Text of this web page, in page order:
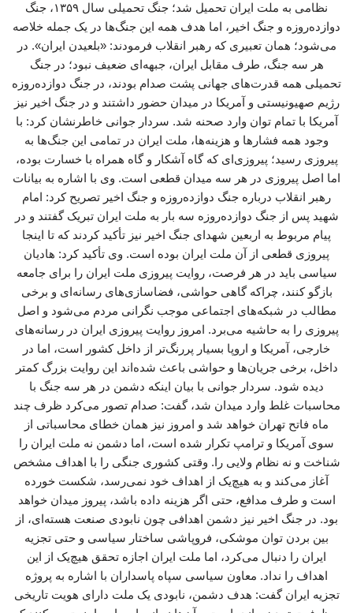
نظامی به ملت ایران تحمیل شد؛ جنگ تحمیلی سال ۱۳۵۹، جنگ
دوازده‌روزه و جنگ اخیر، اما هدف همه این جنگ‌ها در یک جمله خلاصه
می‌شود؛ همان تعبیری که رهبر انقلاب فرمودند: «بلعیدن ایران». در
هر سه جنگ، طرف مقابل ایران، جبهه‌ای ضعیف نبود؛ در جنگ
تحمیلی همه قدرت‌های جهانی پشت صدام بودند، در جنگ دوازده‌روزه
رژیم صهیونیستی و آمریکا در میدان حضور داشتند و در جنگ اخیر نیز
آمریکا با تمام توان وارد صحنه شد. سردار جوانی خاطرنشان کرد: با
وجود همه فشارها و هزینه‌ها، ملت ایران در تمامی این جنگ‌ها به
پیروزی رسید؛ پیروزی‌ای که گاه آشکار و گاه همراه با خسارت بوده،
اما اصل پیروزی در هر سه میدان قطعی است. وی با اشاره به بیانات
رهبر انقلاب درباره جنگ دوازده‌روزه و جنگ اخیر تصریح کرد: امام
شهید پس از جنگ دوازده‌روزه سه بار به ملت ایران تبریک گفتند و در
پیام مربوط به اربعین شهدای جنگ اخیر نیز تأکید کردند که تا اینجا
پیروزی قطعی از آن ملت ایران بوده است. وی تأکید کرد: هادیان
سیاسی باید در هر فرصت، روایت پیروزی ملت ایران را برای جامعه
بازگو کنند، چراکه گاهی حواشی، فضاسازی‌های رسانه‌ای و برخی
مطالب در شبکه‌های اجتماعی موجب نگرانی مردم می‌شود و اصل
پیروزی را به حاشیه می‌برد. امروز روایت پیروزی ایران در رسانه‌های
خارجی، آمریکا و اروپا بسیار پررنگ‌تر از داخل کشور است، اما در
داخل، برخی جریان‌ها و حواشی باعث شده‌اند این روایت بزرگ کمتر
دیده شود. سردار جوانی با بیان اینکه دشمن در هر سه جنگ با
محاسبات غلط وارد میدان شد، گفت: صدام تصور می‌کرد ظرف چند
ماه فاتح تهران خواهد شد و امروز نیز همان خطای محاسباتی از
سوی آمریکا و ترامپ تکرار شده است، اما دشمن نه ملت ایران را
شناخت و نه نظام ولایی را. وقتی کشوری جنگی را با اهداف مشخص
آغاز می‌کند و به هیچ‌یک از اهداف خود نمی‌رسد، شکست خورده
است و طرف مدافع، حتی اگر هزینه داده باشد، پیروز میدان خواهد
بود. در جنگ اخیر نیز دشمن اهدافی چون نابودی صنعت هسته‌ای، از
بین بردن توان موشکی، فروپاشی ساختار سیاسی و حتی تجزیه
ایران را دنبال می‌کرد، اما ملت ایران اجازه تحقق هیچ‌یک از این
اهداف را نداد. معاون سیاسی سپاه پاسداران با اشاره به پروژه
تجزیه ایران گفت: هدف دشمن، نابودی یک ملت دارای هویت تاریخی